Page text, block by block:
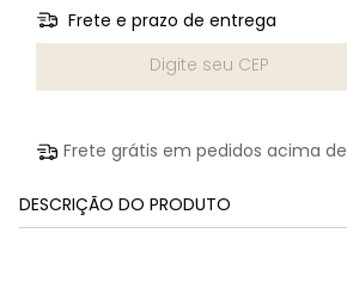
Frete e prazo de entrega
Entregas para o CEP:
Frete grátis em pedidos acima de
DESCRIÇÃO DO PRODUTO